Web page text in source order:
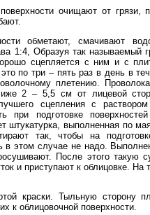
очищают от грязи,
обметают, смачивают
1:4, Образуя так называемый
сцепляется с ним и с
по три – пять раз в день в
плетению.
2 – 5,5 см от лицевой
сцепления с
при подготовке
штукатурка, выполненная по
так, чтобы на
в этом случае не надо.
После этого такую
и приступают к облицовке. На
краски. Тыльную сторону
к облицовочной поверхности.